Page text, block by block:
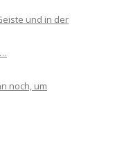
und in der
noch, um